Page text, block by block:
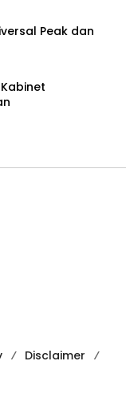
Peak dan
Disclaimer